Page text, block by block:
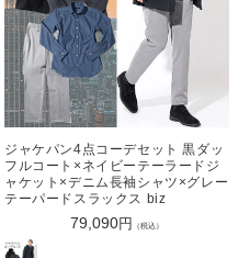
ジャケパン4点コーデセット 黒ダッ
フルコート×ネイビーテーラードジ
ャケット×デニム長袖シャツ×グレー
テーパードスラックス biz
通
79,090円 （税込）